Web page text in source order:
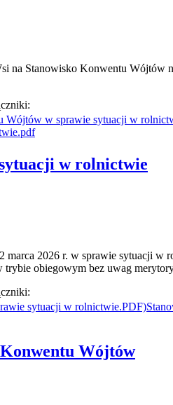
na Stanowisko Konwentu Wójtów
w rolnictwie
marca 2026 r. w sprawie sytuacji w
obiegowym bez uwag
Wójtów